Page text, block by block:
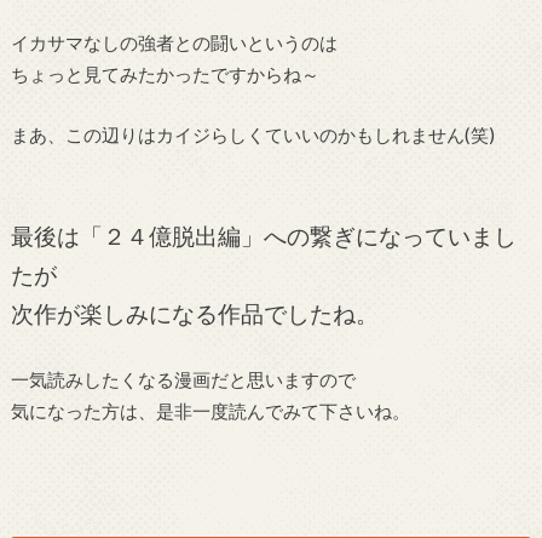
イカサマなしの強者との闘いというのは
ちょっと見てみたかったですからね～
まあ、この辺りはカイジらしくていいのかもしれません(笑)
最後は「２４億脱出編」への繋ぎになっていまし
たが
次作が楽しみになる作品でしたね。
一気読みしたくなる漫画だと思いますので
気になった方は、是非一度読んでみて下さいね。